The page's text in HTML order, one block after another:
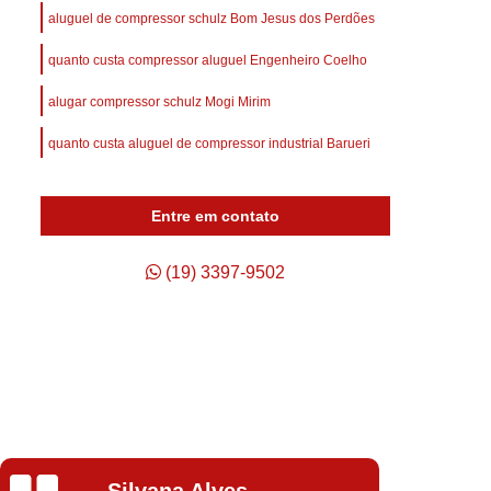
Compressor de Ar Schulz Parafuso
Compressor do Ar
Compressor de Ar Parafuso Schulz
Compressor de Parafuso Atlas Copco
Duplo
Compressor Parafuso
Compressor Parafuso Atlas Copco
Compressor de Ar Usado Schulz
aluguel de compressor schulz Bom Jesus dos Perdões
quanto custa compressor aluguel Engenheiro Coelho
alugar compressor schulz Mogi Mirim
quanto custa aluguel de compressor industrial Barueri
Entre em contato
(19) 3397-9502
Isabela